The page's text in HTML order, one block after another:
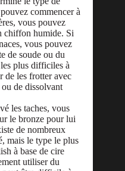
commencer à
vous pouvez
chiffon humide. Si
vous pouvez
de soude ou du
plus difficiles à
de les frotter avec
de dissolvant
les taches, vous
le bronze pour lui
de nombreux
mais le type le plus
à base de cire
utiliser du